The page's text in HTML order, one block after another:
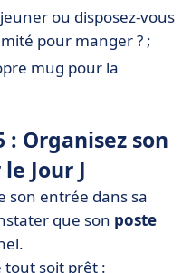
ou disposez-vous
pour manger ? ;
mug pour la
Organisez son
Jour J
son entrée dans sa
que son poste
tout soit prêt :